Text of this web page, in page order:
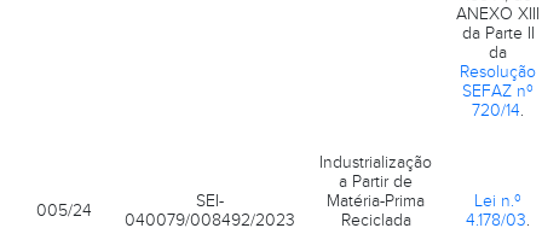
ANEXO XIII
da Parte II
da
Resolução
SEFAZ nº
720/14.
005/24
SEI-
040079/008492/2023
Industrialização
a Partir de
Matéria-Prima
Reciclada
Lei n.º
4.178/03.